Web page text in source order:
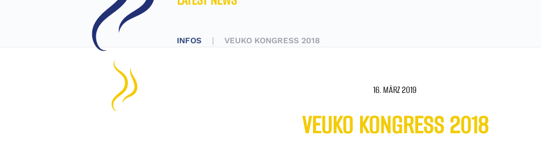
INFOS VEUKO KONGRESS 2018
16. MÄRZ 2019
VEUKO KONGRESS 2018